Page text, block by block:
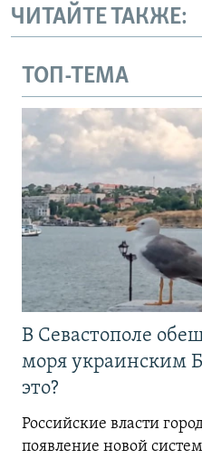
ЧИТАЙТЕ ТАКЖЕ:
ТОП-ТЕМА
В Севастополе
моря украинским
это?
Российские власти
появление новой